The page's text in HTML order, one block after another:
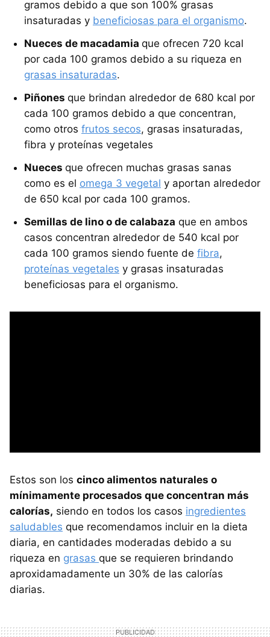
gramos debido a que son 100% grasas
insaturadas y beneficiosas para el organismo.
Nueces de macadamia que ofrecen 720 kcal
por cada 100 gramos debido a su riqueza en
grasas insaturadas.
Piñones que brindan alrededor de 680 kcal por
cada 100 gramos debido a que concentran,
como otros frutos secos, grasas insaturadas,
fibra y proteínas vegetales
Nueces que ofrecen muchas grasas sanas
como es el omega 3 vegetal y aportan alrededor
de 650 kcal por cada 100 gramos.
Semillas de lino o de calabaza que en ambos
casos concentran alrededor de 540 kcal por
cada 100 gramos siendo fuente de fibra,
proteínas vegetales y grasas insaturadas
beneficiosas para el organismo.
Estos son los cinco alimentos naturales o
mínimamente procesados que concentran más
calorías, siendo en todos los casos ingredientes
saludables que recomendamos incluir en la dieta
diaria, en cantidades moderadas debido a su
riqueza en grasas que se requieren brindando
aproxidamadamente un 30% de las calorías
diarias.